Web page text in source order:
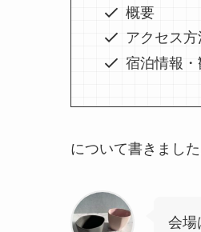
概要
アクセス方
宿泊情報
について書きました
会場